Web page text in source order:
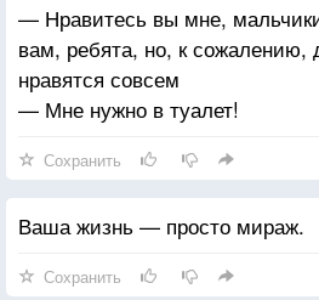
— Нравитесь вы мне,
вам, ребята, но, к сожалению,
нравятся совсем
— Мне нужно в туалет!
Сохранить
Ваша жизнь — просто мираж.
Сохранить